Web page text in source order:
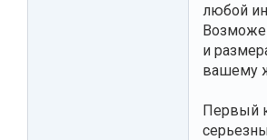
любой
и
вашему
Первый